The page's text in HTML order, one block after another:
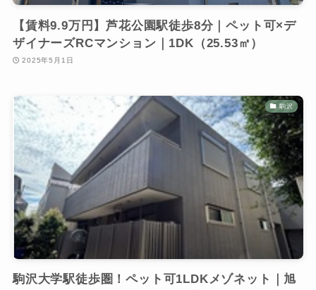
【賃料9.9万円】芦花公園駅徒歩8分｜ペット可×デ
ザイナーズRCマンション｜1DK（25.53㎡）
2025年5月1日
駒沢
駒沢大学駅徒歩圏！ペット可1LDKメゾネット｜旭